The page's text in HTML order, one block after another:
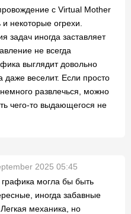
с Virtual Mother
некоторые огрехи.
задач иногда заставляет
не всегда
выглядит довольно
даже веселит. Если просто
развлечься, можно
чего-то выдающегося не
2025 05:45
могла бы быть
иногда забавные
механика, но